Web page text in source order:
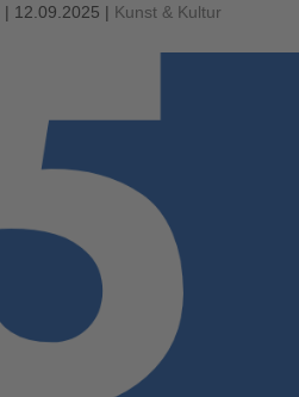
| 12.09.2025 | Kunst & Kultur